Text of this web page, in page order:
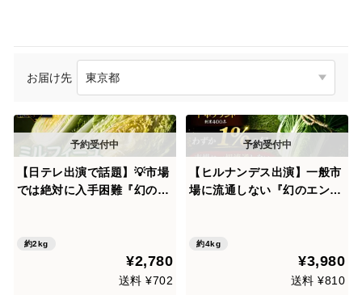
お届け先
【日テレ出演で話題】💡市場
では絶対に入手困難『幻のミ
菜🥬お試し大玉1株約3キロ
約2kg
¥2,780
送料 ¥702
【ヒルナンデス出演】一般市
場に流通しない『幻のエンペ
ギフト】2026年予約
約4kg
¥3,980
送料 ¥810